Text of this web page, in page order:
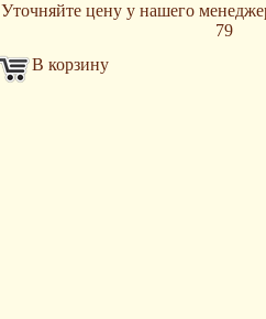
Уточняйте цену у нашего
79
В корзину